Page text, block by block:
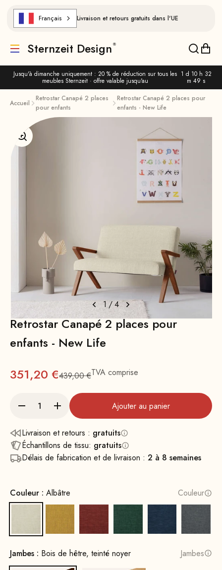
Jusqu'à dimanche uniquement : 20 % de réduction sur tous les
meubles Sternzeit · offre valable jusqu'au
1 d 10 h 32
m 48 s
Français Livraison et retours gratuits dans l'UE
Traduction manquante : de.header.general.menu
Sternzeit Design
Accueil
Retrostar Canapé 2 places
pour enfants
Retrostar Canapé 2 places pour
enfants - New Life
1 /4
Agrandir l'image
Retrostar Canapé 2 places pour
enfants - New Life
Prix
351,20 €Prix normal
439,00 €TVA comprise
Ajouter au panier
Livraison et retours : gratuits
Échantillons de tissu: gratuits
Délais de fabrication et de livraison : 2 à 8 semaines
Couleur : Albâtre Couleur
Jaune soleil
Jambes : Bois de hêtre, teinté noyer Jambes